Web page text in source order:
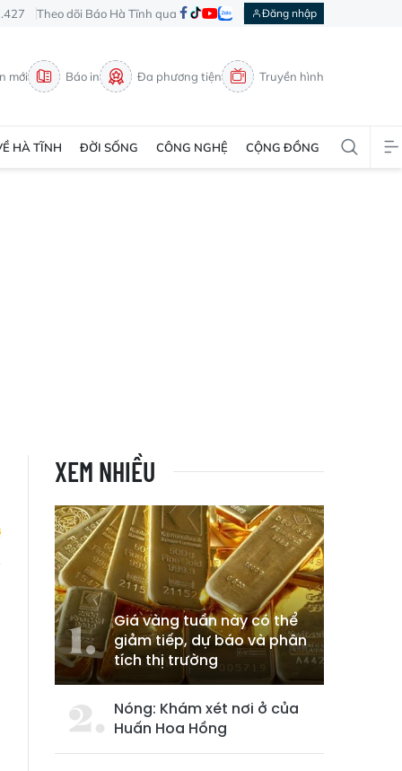
Theo dõi Báo Hà Tĩnh qua Đăng nhập
mới Báo in Đa phương tiện Truyền hình
HÀ TĨNH ĐỜI SỐNG CÔNG NGHỆ CỘNG ĐỒNG
XEM NHIỀU
Giá vàng tuần này có thể
giảm tiếp, dự báo và phân
tích thị trường
Nóng: Khám xét nơi ở của
Huấn Hoa Hồng